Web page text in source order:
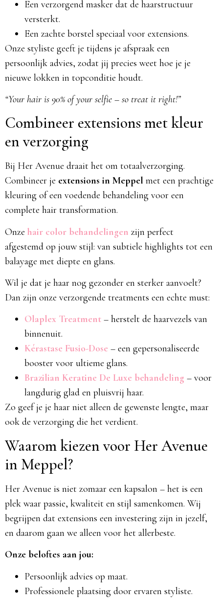
Een verzorgend masker dat de haarstructuur
versterkt.
Een zachte borstel speciaal voor extensions.
Onze styliste geeft je tijdens je afspraak een
persoonlijk advies, zodat jij precies weet hoe je je
nieuwe lokken in topconditie houdt.
“Your hair is 90% of your selfie – so treat it right!”
Combineer extensions met kleur
en verzorging
Bij Her Avenue draait het om totaalverzorging.
Combineer je extensions in Meppel met een prachtige
kleuring of een voedende behandeling voor een
complete hair transformation.
Onze hair color behandelingen zijn perfect
afgestemd op jouw stijl: van subtiele highlights tot een
balayage met diepte en glans.
Wil je dat je haar nog gezonder en sterker aanvoelt?
Dan zijn onze verzorgende treatments een echte must:
Olaplex Treatment – herstelt de haarvezels van
binnenuit.
Kérastase Fusio-Dose – een gepersonaliseerde
booster voor ultieme glans.
Brazilian Keratine De Luxe behandeling – voor
langdurig glad en pluisvrij haar.
Zo geef je je haar niet alleen de gewenste lengte, maar
ook de verzorging die het verdient.
Waarom kiezen voor Her Avenue
in Meppel?
Her Avenue is niet zomaar een kapsalon – het is een
plek waar passie, kwaliteit en stijl samenkomen. Wij
begrijpen dat extensions een investering zijn in jezelf,
en daarom gaan we alleen voor het allerbeste.
Onze beloftes aan jou:
Persoonlijk advies op maat.
Professionele plaatsing door ervaren styliste.